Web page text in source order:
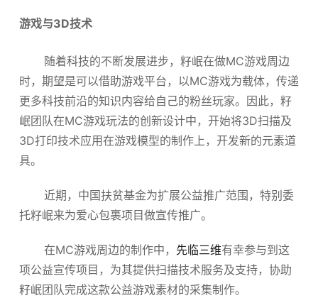
游戏与3D技术
随着科技的不断发展进步，籽岷在做MC游戏周边
时，期望是可以借助游戏平台，以MC游戏为载体，传递
更多科技前沿的知识内容给自己的粉丝玩家。因此，籽
岷团队在MC游戏玩法的创新设计中，开始将3D扫描及
3D打印技术应用在游戏模型的制作上，开发新的元素道
具。
近期，中国扶贫基金为扩展公益推广范围，特别委
托籽岷来为爱心包裹项目做宣传推广。
在MC游戏周边的制作中， 先临三维有幸参与到这
项公益宣传项目，为其提供扫描技术服务及支持，协助
籽岷团队完成这款公益游戏素材的采集制作。